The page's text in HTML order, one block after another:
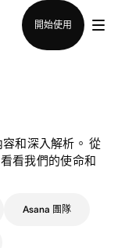
開始使用
和深入解析。 從
看我們的使命和
Asana 團隊